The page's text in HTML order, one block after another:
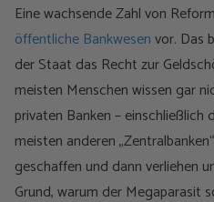
Eine wachsende Zahl von
öffentliche Bankwesenvor. Das
der Staat das Recht zur
meisten Menschen wissen gar
privaten Banken – einschließlich
meisten anderen
geschaffen und dann verliehen
Grund, warum der Megaparasit